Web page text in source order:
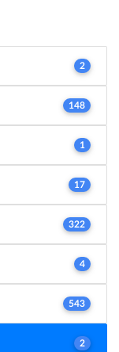
2
148
1
17
322
4
543
2